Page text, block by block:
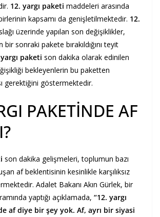
12. yargı paketi maddeleri arasında
kapsamı da genişletilmektedir. 12.
üzerinde yapılan son değişiklikler,
sonraki pakete bırakıldığını teyit
paketi son dakika olarak edinilen
bekleyenlerin bu paketten
gerektiğini göstermektedir.
PAKETİNDE AF
son dakika gelişmeleri, toplumun bazı
af beklentisinin kesinlikle karşılıksız
Adalet Bakanı Akın Gürlek, bir
yaptığı açıklamada, “12. yargı
af diye bir şey yok. Af, ayrı bir siyasi